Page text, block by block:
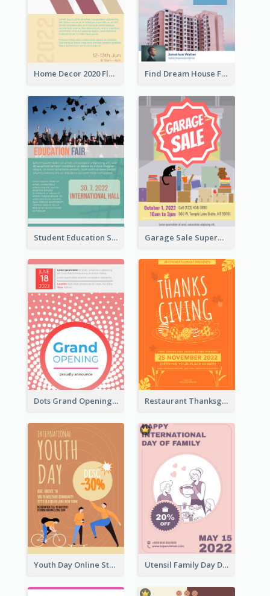
Home Decor 2020 Flyer Find Dream House Flyer
Student Education Study Flyer Garage Sale Supermarket Flyer
Dots Grand Opening Flyers Restaurant Thanksgiving Promote Flyers
Youth Day Online Store Discount Flyer Utensil Family Day Discount Flyer